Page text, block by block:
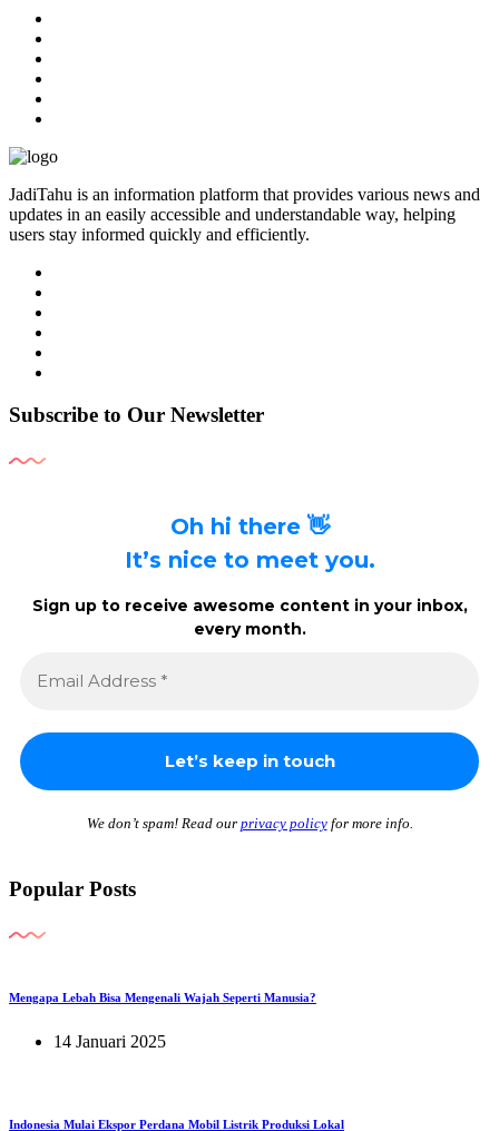
JadiTahu is an information platform that provides various news and
updates in an easily accessible and understandable way, helping
users stay informed quickly and efficiently.
Subscribe to Our Newsletter
Oh hi there 👋
It’s nice to meet you.
Sign up to receive awesome content in your inbox,
every month.
We don’t spam! Read our privacy policyfor more info.
Popular Posts
Mengapa Lebah Bisa Mengenali Wajah Seperti Manusia?
14 Januari 2025
Indonesia Mulai Ekspor Perdana Mobil Listrik Produksi Lokal